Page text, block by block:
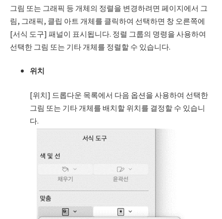
그림 또는 그래픽 등 개체의 정렬을 변경하려면 페이지에서 그
림, 그래픽, 클립 아트 개체를 클릭하여 선택하면 창 오른쪽에
[서식 도구] 패널이 표시됩니다. 정렬 그룹의 명령을 사용하여
선택한 그림 또는 기타 개체를 정렬할 수 있습니다.
위치
[위치] 드롭다운 목록에서 다음 옵션을 사용하여 선택한
그림 또는 기타 개체를 배치할 위치를 결정할 수 있습니
다.